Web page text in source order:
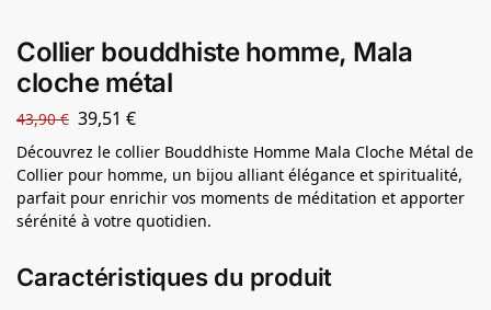
Collier bouddhiste homme, Mala
cloche métal
43,90€ 39,51 €
Découvrez le collier Bouddhiste Homme Mala Cloche Métal de
Collier pour homme, un bijou alliant élégance et spiritualité,
parfait pour enrichir vos moments de méditation et apporter
sérénité à votre quotidien.
Caractéristiques du produit